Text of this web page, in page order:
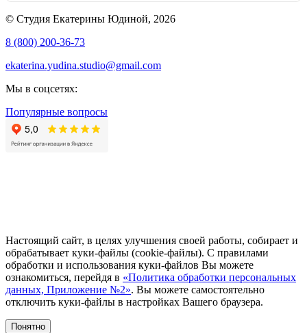
© Студия Екатерины Юдиной, 2026
8 (800) 200-36-73
ekaterina.yudina.studio@gmail.com
Мы в соцсетях:
Популярные вопросы
Настоящий сайт, в целях улучшения своей работы, собирает и
обрабатывает куки-файлы (cookie-файлы). С правилами
обработки и использования куки-файлов Вы можете
ознакомиться, перейдя в «Политика обработки персональных
данных, Приложение №2». Вы можете самостоятельно
отключить куки-файлы в настройках Вашего браузера.
Понятно